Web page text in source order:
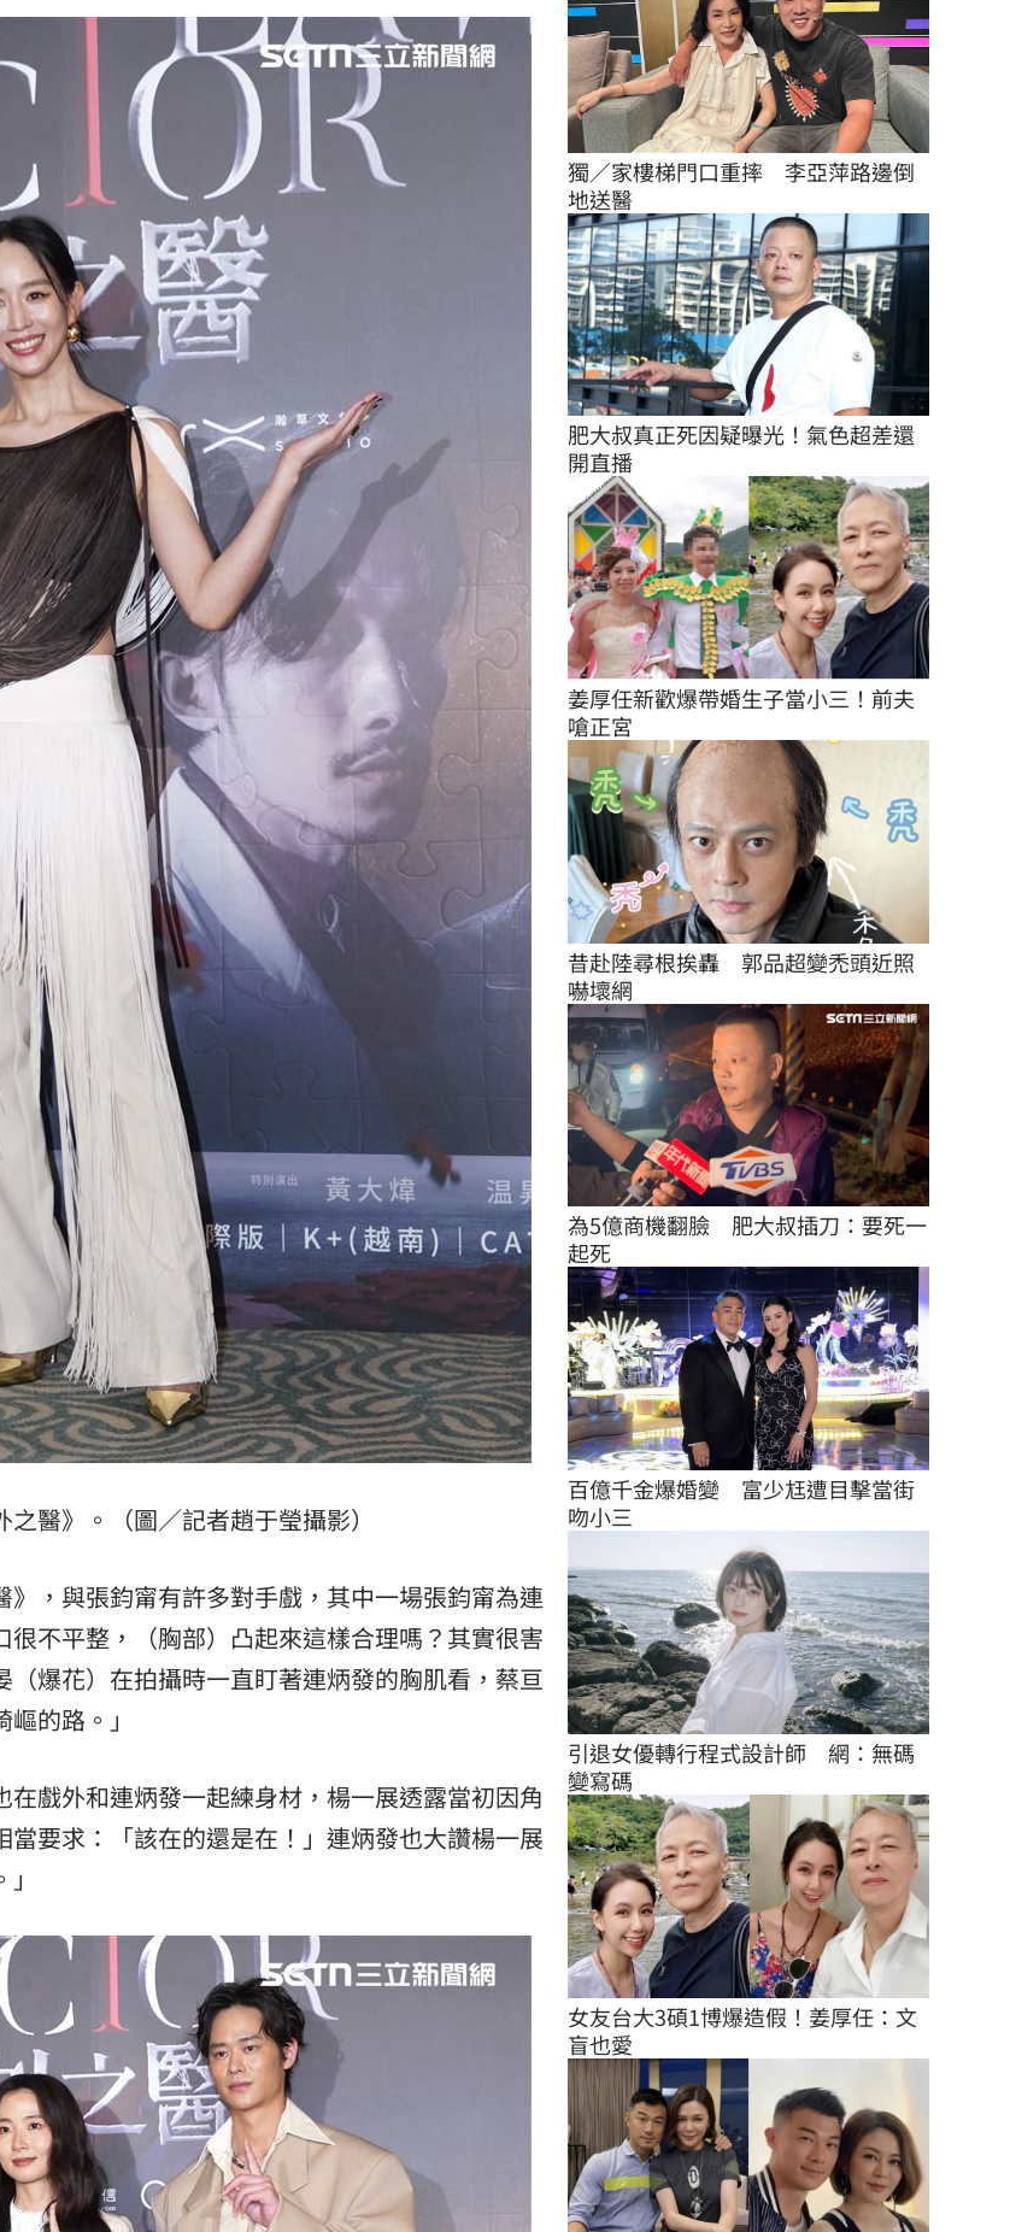
醫》。（圖／記者趙于瑩攝影）
》，與張鈞甯有許多對手戲，其中一場張鈞甯為連
不平整，（胸部）凸起來這樣合理嗎？其實很害
爆花）在拍攝時一直盯著連炳發的胸肌看，蔡亘
的路。」
戲外和連炳發一起練身材，楊一展透露當初因角
要求：「該在的還是在！」連炳發也大讚楊一展
獨／家樓梯門口重摔　李亞萍路邊倒
地送醫
肥大叔真正死因疑曝光！氣色超差還
開直播
姜厚任新歡爆帶婚生子當小三！前夫
嗆正宮
昔赴陸尋根挨轟　郭品超變禿頭近照
嚇壞網
為5億商機翻臉　肥大叔插刀：要死一
起死
百億千金爆婚變　富少尪遭目擊當街
吻小三
引退女優轉行程式設計師　網：無碼
變寫碼
女友台大3碩1博爆造假！姜厚任：文
盲也愛